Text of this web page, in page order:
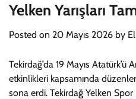
Yelken Yarışları
Posted on 20 Mayıs 2026 by
Tekirdağ’da 19 Mayıs
etkinlikleri kapsamında
sona erdi. Tekirdağ Yelken